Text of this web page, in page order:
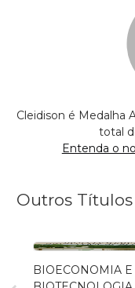
Cleidison é Medalha
total
Entenda o
Outros
BIOECONOMIA E